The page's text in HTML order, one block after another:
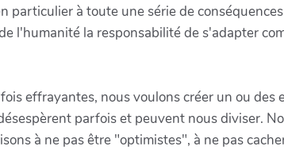
particulier à toute une série de
l'humanité la responsabilité de s'adapter
effrayantes, nous voulons créer un ou
parfois et peuvent nous diviser.
à ne pas être "optimistes", à ne pas